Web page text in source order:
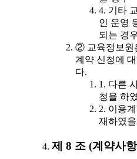
4. 기타
인 운영
되는 경
② 교육정보원
계약 신청에
다.
1. 다른
청을 하
2. 이용
재하였을
제 8 조 (계약사